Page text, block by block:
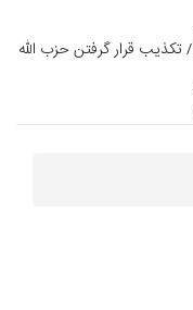
بررسی وضعیت ایران در اجلاس مادرید FATF / تکذیب قرار گرفتن حزب الله